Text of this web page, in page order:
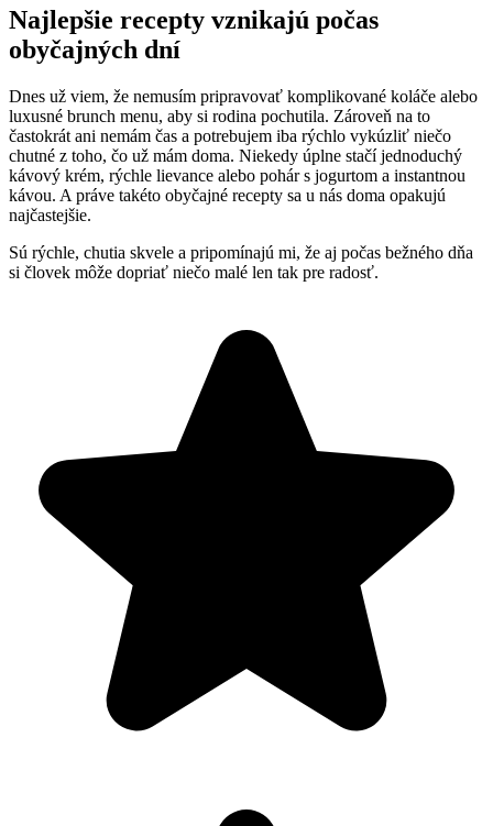
Najlepšie recepty vznikajú počas
obyčajných dní
Dnes už viem, že nemusím pripravovať komplikované koláče alebo
luxusné brunch menu, aby si rodina pochutila. Zároveň na to
častokrát ani nemám čas a potrebujem iba rýchlo vykúzliť niečo
chutné z toho, čo už mám doma. Niekedy úplne stačí jednoduchý
kávový krém, rýchle lievance alebo pohár s jogurtom a instantnou
kávou. A práve takéto obyčajné recepty sa u nás doma opakujú
najčastejšie.
Sú rýchle, chutia skvele a pripomínajú mi, že aj počas bežného dňa
si človek môže dopriať niečo malé len tak pre radosť.